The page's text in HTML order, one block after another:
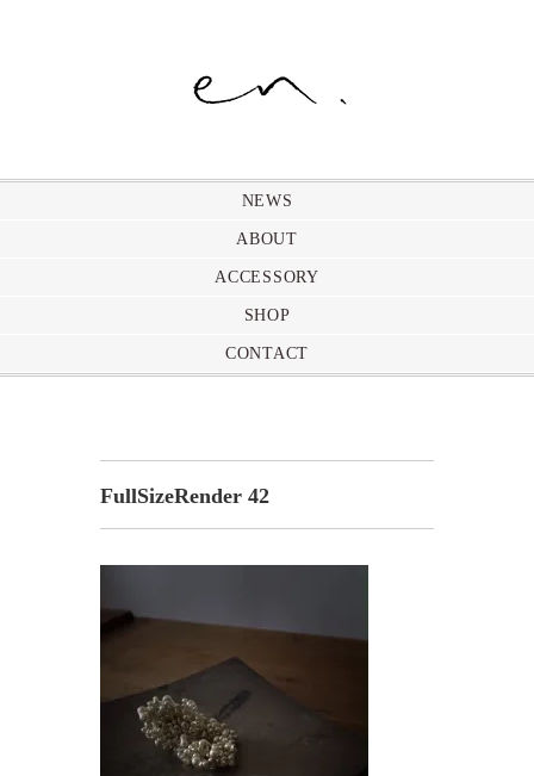
NEWS
ABOUT
ACCESSORY
SHOP
CONTACT
FullSizeRender 42